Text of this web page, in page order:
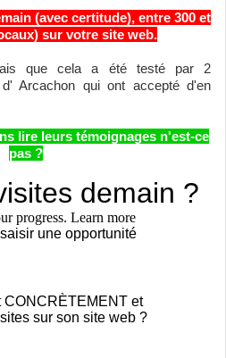
(avec certitude), entre 300 et
sur votre site web.
que cela a été testé par 2
Arcachon qui ont accepté d'en
lire leurs témoignages n'est-ce
pas ?